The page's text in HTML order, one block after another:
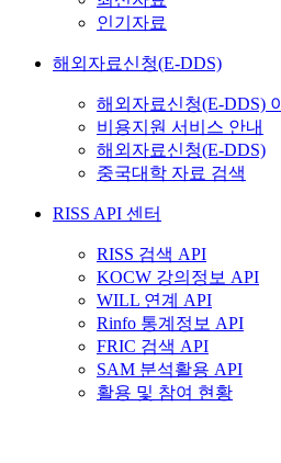
인기자료
해외자료신청(E-DDS)
해외자료신청(E-DDS)
비용지원 서비스 안내
해외자료신청(E-DDS)
중국대학 자료 검색
RISS API 센터
RISS 검색 API
KOCW 강의정보 API
WILL 연계 API
Rinfo 통계정보 API
FRIC 검색 API
SAM 분석활용 API
활용 및 참여 현황